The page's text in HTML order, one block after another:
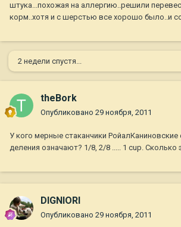
штука...похожая на аллергию..решили
корм..хотя и с шерстью все хорошо было..и
2 недели спустя...
theBork
Опубликовано 29 ноября, 2011
У кого мерные стаканчики РойалКаниновские
деления означают? 1/8, 2/8 ..... 1 cup. Сколько
DIGNIORI
Опубликовано 29 ноября, 2011